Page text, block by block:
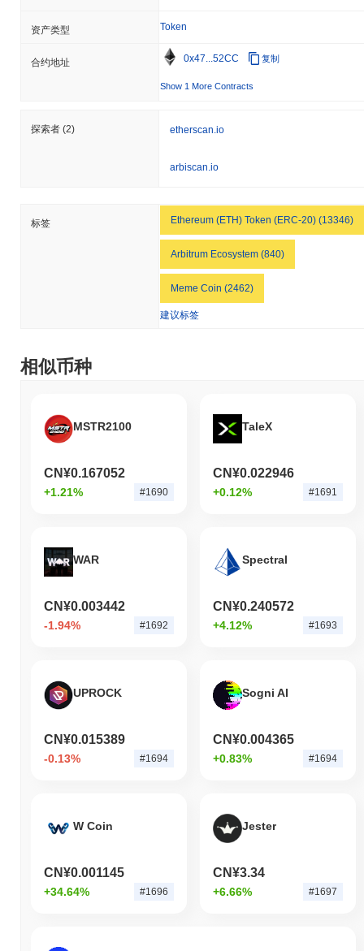
资产类型 Token
合约地址 0x47...52CC 复制
Show 1 More Contracts
探索者 (2) etherscan.io
arbiscan.io
标签 Ethereum (ETH) Token (ERC-20) (13346)
Arbitrum Ecosystem (840)
Meme Coin (2462)
建议标签
相似币种
MSTR2100
CN¥0.167052
+1.21% #1690
TaleX
CN¥0.022946
+0.12% #1691
WAR
CN¥0.003442
-1.94% #1692
Spectral
CN¥0.240572
+4.12% #1693
UPROCK
CN¥0.015389
-0.13% #1694
Sogni AI
CN¥0.004365
+0.83% #1694
W Coin
CN¥0.001145
+34.64% #1696
Jester
CN¥3.34
+6.66% #1697